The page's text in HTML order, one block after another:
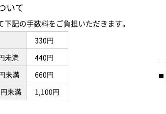
いて
下記の手数料をご負担いただきます。
330円
未満
440円
未満
660円
未満
1,100円